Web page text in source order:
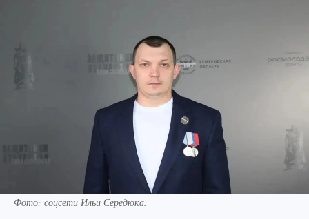
Фото: соцсети Ильи Середюка.